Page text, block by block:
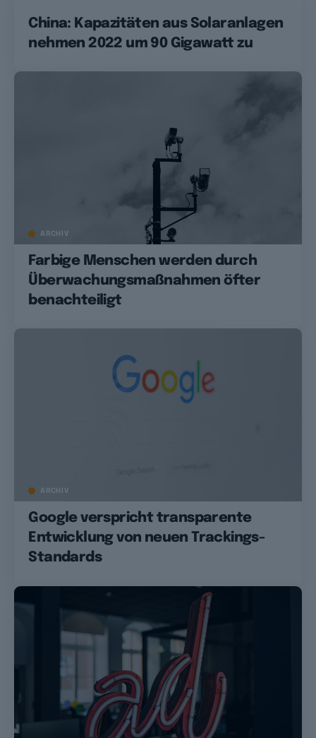
China: Kapazitäten aus Solaranlagen
nehmen 2022 um 90 Gigawatt zu
ARCHIV
Farbige Menschen werden durch
Überwachungsmaßnahmen öfter
benachteiligt
ARCHIV
Google verspricht transparente
Entwicklung von neuen Trackings-
Standards